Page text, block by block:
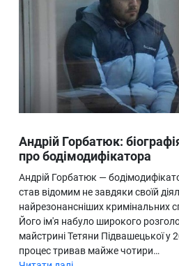
Андрій Горбатюк:
про бодімодифікатора
Андрій Горбатюк —
став відомим не завдяки своїй
найрезонансніших кримінальних
Його ім'я набуло широкого
майстрині Тетяни Підвашецької у
процес тривав майже чотири…